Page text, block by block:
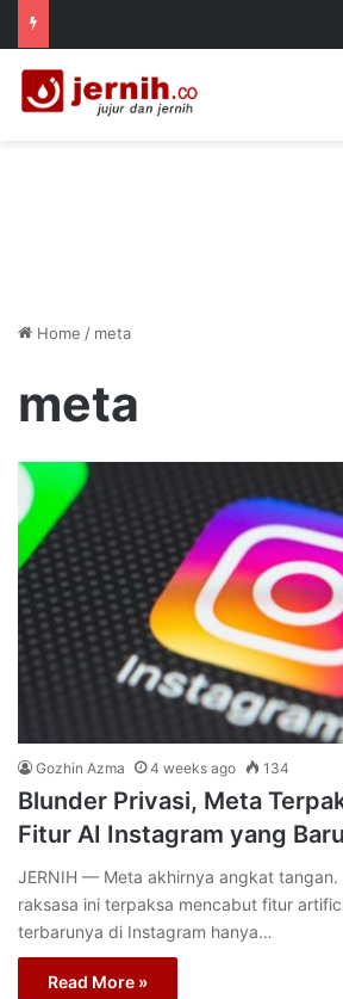
Home / meta
meta
Gozhin Azma 4 weeks ago 134
Blunder Privasi, Meta
Fitur AI Instagram yang
JERNIH — Meta akhirnya angkat tangan.
raksasa ini terpaksa mencabut fitur
terbarunya di Instagram hanya…
Read More »